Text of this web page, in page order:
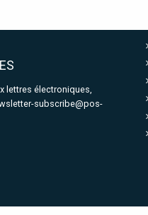
lettres électroniques,
subscribe@pos-